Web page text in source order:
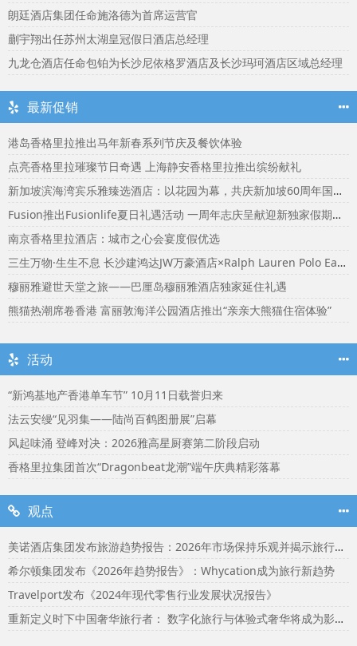
朗廷酒店集团任命施洛德为首席运营官
蒯宇翔出任苏州太湖皇冠假日酒店总经理
九龙仓酒店任命包铂为长沙尼依格罗酒店及长沙玛珂酒店区域总经理
最新促销
港岛香格里拉推出马年新春系列节庆及餐饮体验
点亮香格里拉璀璨节日奇遇 上海静安香格里拉推出缤纷献礼
新加坡滨海湾宾乐雅臻选酒店：以花园为幕，共庆新加坡60周年国庆盛宴
Fusion推出Fusionlife夏日礼遇活动 一周年志庆呈献迎新独家假期奖赏
南京香格里拉酒店：城市之心会宴度假优选
三生万物·生生不息 长沙建鸿达JW万豪酒店×Ralph Lauren Polo Earth开启可持续生活旅行美学
穆丽雅避世天堂之旅——巴厘岛穆丽雅酒店独家延住礼遇
熊猫热潮席卷香港 富丽敦海洋公园酒店推出“亲亲大熊猫住宿体验”
活动
“新鸿基地产香港单车节” 10月11日载誉归来
法云安缦“见羽集——陆尚百鹤图册展”启幕
风起味涌 登峰对决：2026雅高星厨赛第二阶段启动
香格里拉集团首次“Dragonbeat龙潮”端午庆典精彩落幕
观点
美诺酒店集团发布旅游趋势报告：2026年市场保持乐观并揭示旅行者渴望联结
希尔顿集团发布《2026年趋势报告》：Whycation成为旅行新趋势
Travelport发布《2024年现代零售行业发展状况报告》
重新定义时下中国奢华旅行者： 数字化旅行与体验式奢华将成为影响2024年旅行选择的关键词